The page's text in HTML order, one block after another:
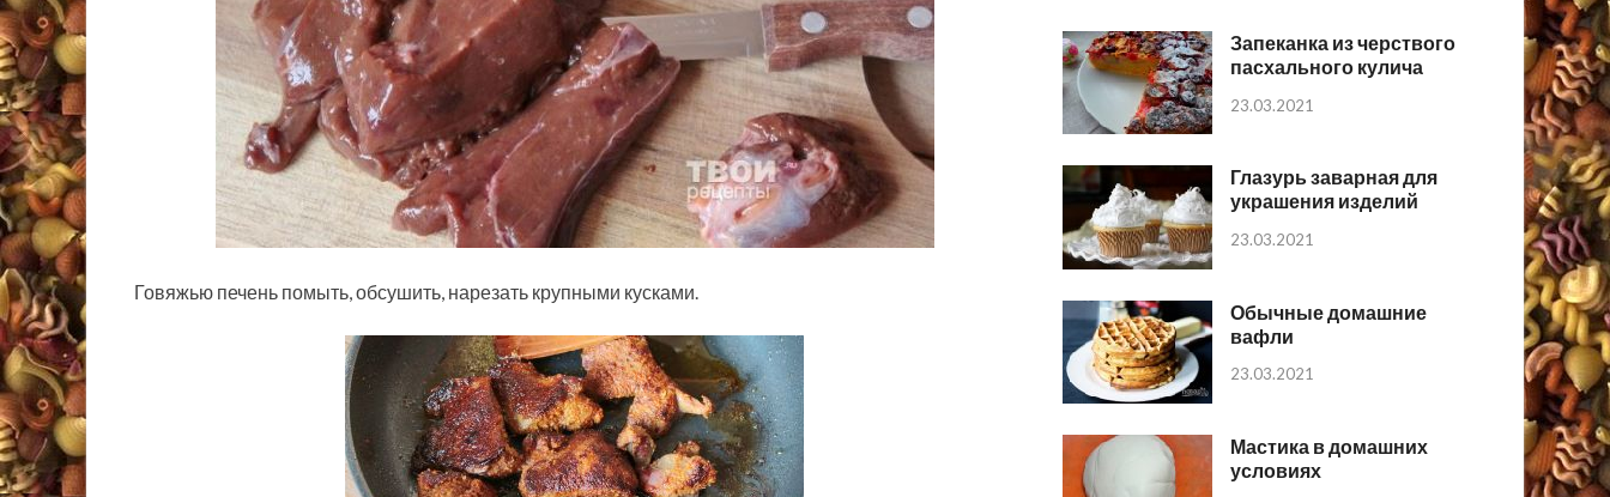
Говяжью печень помыть, обсушить, нарезать крупными кусками.
Запеканка из черствого
пасхального кулича
23.03.2021
Глазурь заварная для
украшения изделий
23.03.2021
Обычные домашние
вафли
23.03.2021
Мастика в домашних
условиях